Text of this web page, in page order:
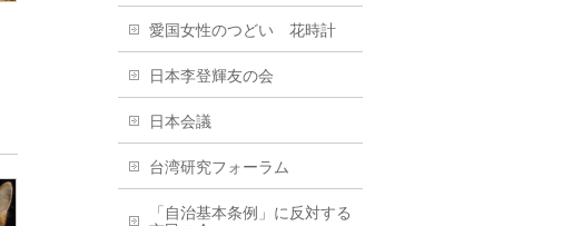
愛国女性のつどい 花時計
日本李登輝友の会
日本会議
台湾研究フォーラム
「自治基本条例」に反対する